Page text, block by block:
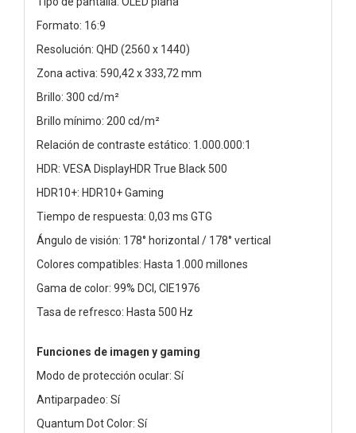
Formato: 16:9
Resolución: QHD (2560 x 1440)
Zona activa: 590,42 x 333,72 mm
Brillo: 300 cd/m²
Brillo mínimo: 200 cd/m²
Relación de contraste estático: 1.000.000:1
HDR: VESA DisplayHDR True Black 500
HDR10+: HDR10+ Gaming
Tiempo de respuesta: 0,03 ms GTG
Ángulo de visión: 178° horizontal / 178° vertical
Colores compatibles: Hasta 1.000 millones
Gama de color: 99% DCI, CIE1976
Tasa de refresco: Hasta 500 Hz
Funciones de imagen y gaming
Modo de protección ocular: Sí
Antiparpadeo: Sí
Quantum Dot Color: Sí